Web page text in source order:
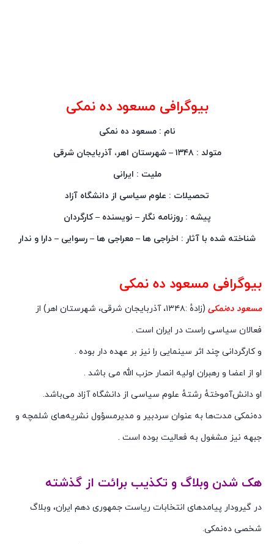
بیوگرافی مسعود ده نمکی
نام : مسعود ده نمکی
متولد : ۱۳۴۸ – شهرستان اهر، آذربایجان شرقی
ملیت : ایرانی
تحصیلات : علوم سیاسی از دانشگاه آزاد
پیشه : روزنامه نگار – نویسنده – کارگردان
شناخته شده با آثار : اخراجی ها – معراجی ها – رسوایی – دارا و ندار
بیوگرافی مسعود ده نمکی
مسعود ده‌نمکی
(زادهٔ :۱۳۴۸، آذربایجان شرقی، شهرستان اهر) از
فعالان سیاسی راست در ایران است .
و کارگردانی چند اثر سینمایی را نیز بر عهده دار بوده .
او از اعضا و رهبران اولیه انصار حزب الله می باشد .
او دانش‌آموختهٔ رشتهٔ علوم سیاسی از دانشگاه آزاد می‌باشد.
ده‌نمکی مدت‌ها به عنوان سردبیر و مدیرمسؤول نشریه‌های شلمچه و
جبهه نیز مشغول به فعالیت بوده است .
هک شدن وبلاگ و تکذیب برائت از گذشته
در گیرودار پیامدهای انتخابات ریاست جمهوری دهم ایران، وبلاگ
شخصی ده‌نمکی.